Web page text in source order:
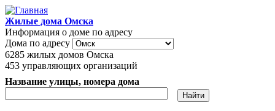
Перейти к основному содержанию
Жилые дома Омска
Информация о доме по адресу
Дома по адресу
6285 жилых домов Омска
453 управляющих организаций
Название улицы, номера дома